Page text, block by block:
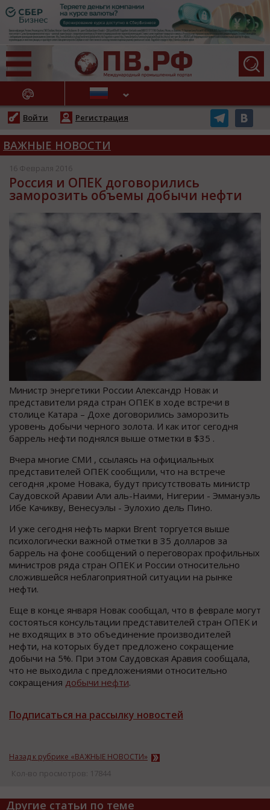
НОВОСТИ
Войти Регистрация
ВАЖНЫЕ НОВОСТИ
16 Февраля 2016
Россия и ОПЕК договорились
заморозить объемы добычи нефти
Министр энергетики России Александр Новак и
представители ряда стран ОПЕК в ходе встречи в
столице Катара – Дохе договорились заморозить
уровень добычи черного золота. И как итог сегодня
баррель нефти поднялся выше отметки в $35 .
Вчера многие СМИ , ссылаясь на официальных
представителей ОПЕК сообщили, что на встрече
сегодня ,кроме Новака, будут присутствовать министр
Саудовской Аравии Али аль-Наими, Нигерии - Эммануэль
Ибе Качикву, Венесуэлы - Эулохио дель Пино.
И уже сегодня нефть марки Brent торгуется выше
психологически важной отметки в 35 долларов за
баррель на фоне сообщений о переговорах профильных
министров ряда стран ОПЕК и России относительно
сложившейся неблагоприятной ситуации на рынке
нефти.
Еще в конце января Новак сообщал, что в феврале могут
состояться консультации представителей стран ОПЕК и
не входящих в это объединение производителей
нефти, на которых будет предложено сокращение
добычи на 5%. При этом Саудовская Аравия сообщала,
что не выходила с предложениями относительно
сокращения добычи нефти.
Подписаться на рассылку новостей
Назад к рубрике «ВАЖНЫЕ НОВОСТИ»
Кол-во просмотров: 17844
Другие статьи по теме